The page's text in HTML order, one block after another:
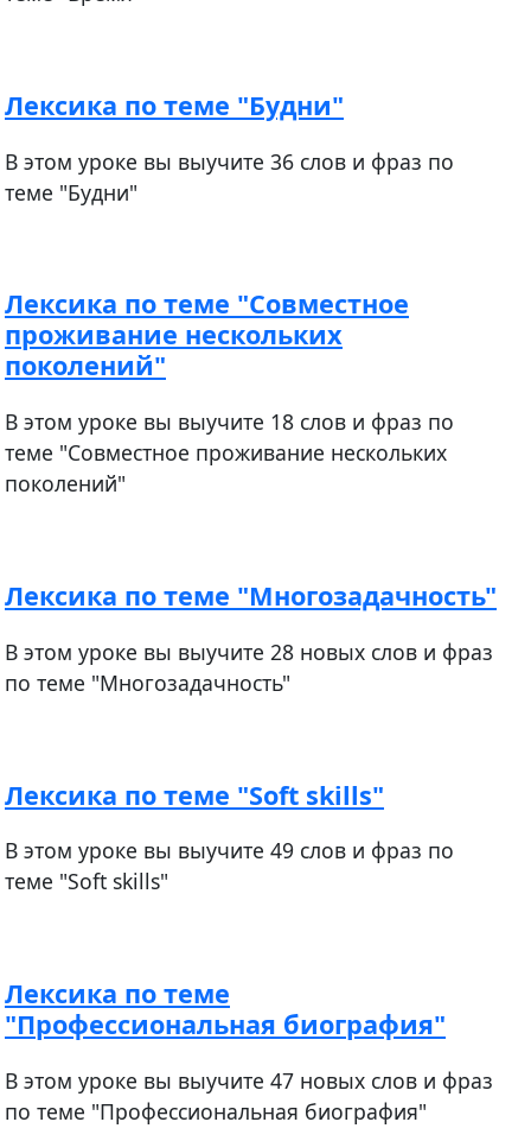
Лексика по теме "Будни"
В этом уроке вы выучите 36 слов и фраз по
теме "Будни"
Лексика по теме "Совместное
проживание нескольких
поколений"
В этом уроке вы выучите 18 слов и фраз по
теме "Совместное проживание нескольких
поколений"
Лексика по теме "Многозадачность"
В этом уроке вы выучите 28 новых слов и фраз
по теме "Многозадачность"
Лексика по теме "Soft skills"
В этом уроке вы выучите 49 слов и фраз по
теме "Soft skills"
Лексика по теме
"Профессиональная биография"
В этом уроке вы выучите 47 новых слов и фраз
по теме "Профессиональная биография"